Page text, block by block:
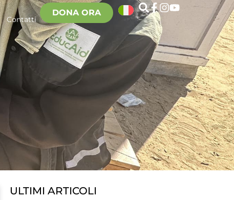
Contatti
DONA ORA
ULTIMI ARTICOLI